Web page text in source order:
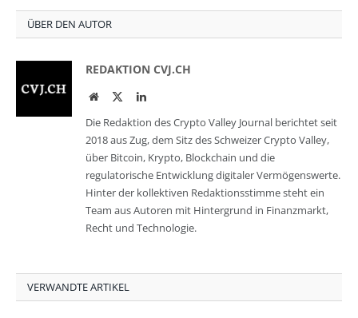
ÜBER DEN AUTOR
REDAKTION CVJ.CH
WebsiteTwitterLinkedIn
Die Redaktion des Crypto Valley Journal berichtet seit
2018 aus Zug, dem Sitz des Schweizer Crypto Valley,
über Bitcoin, Krypto, Blockchain und die
regulatorische Entwicklung digitaler Vermögenswerte.
Hinter der kollektiven Redaktionsstimme steht ein
Team aus Autoren mit Hintergrund in Finanzmarkt,
Recht und Technologie.
VERWANDTE ARTIKEL